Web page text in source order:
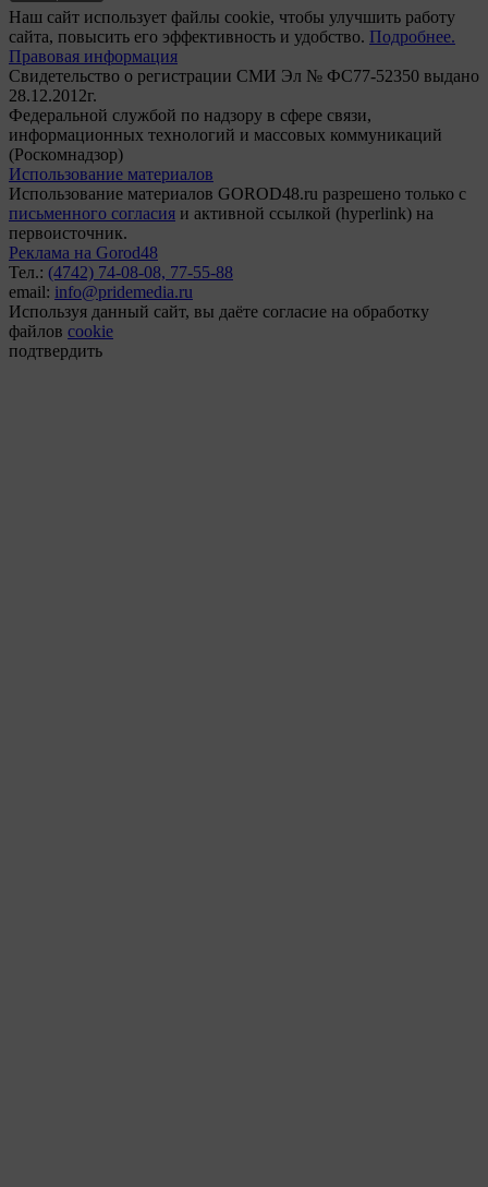
Наш сайт использует файлы cookie, чтобы улучшить работу
сайта, повысить его эффективность и удобство. Подробнее.
Правовая информация
Свидетельство о регистрации СМИ Эл № ФС77-52350 выдано
28.12.2012г.
Федеральной службой по надзору в сфере связи,
информационных технологий и массовых коммуникаций
(Роскомнадзор)
Использование материалов
Использование материалов GOROD48.ru разрешено только с
письменного согласия и активной ссылкой (hyperlink) на
первоисточник.
Реклама на Gorod48
Тел.: (4742) 74-08-08, 77-55-88
email: info@pridemedia.ru
Используя данный сайт, вы даёте согласие на обработку
файлов cookie
подтвердить